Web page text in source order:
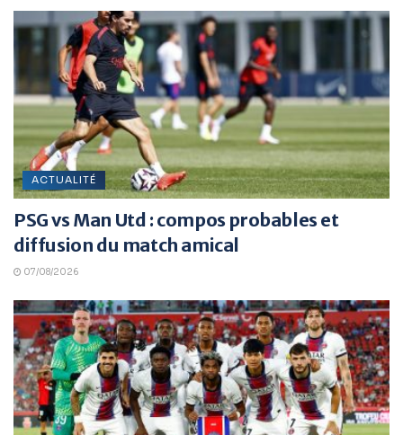
ACTUALITÉ
PSG vs Man Utd : compos probables et
diffusion du match amical
07/08/2026